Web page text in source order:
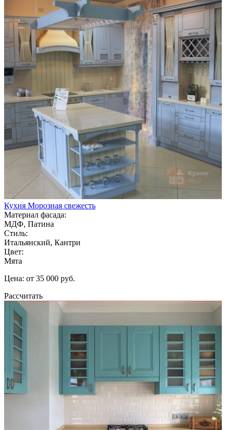
Кухня Морозная свежесть
Материал фасада:
МДФ, Патина
Стиль:
Итальянский, Кантри
Цвет:
Мята
Цена: от 35 000 руб.
Рассчитать